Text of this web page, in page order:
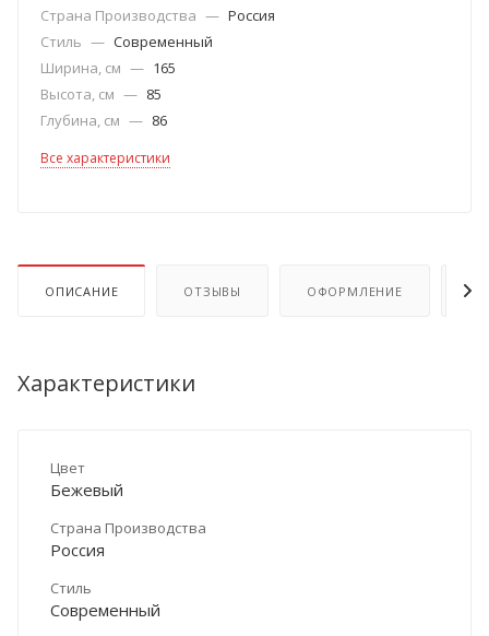
Страна Производства — Россия
Стиль — Современный
Ширина, см — 165
Высота, см — 85
Глубина, см — 86
Все характеристики
ОПИСАНИЕ ОТЗЫВЫ ОФОРМЛЕНИЕ
Характеристики
Цвет
Бежевый
Страна Производства
Россия
Стиль
Современный